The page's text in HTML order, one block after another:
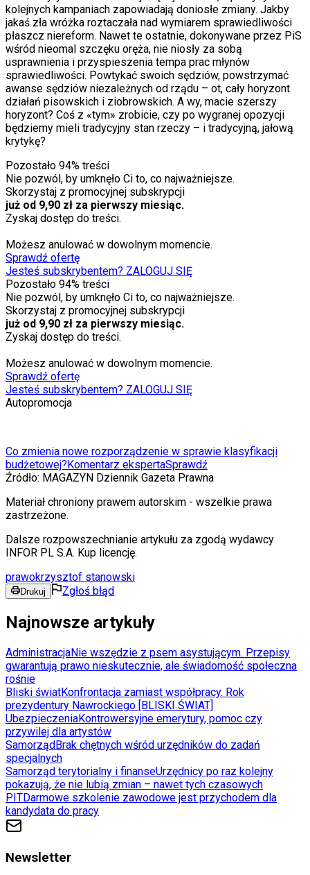
kolejnych kampaniach zapowiadają doniosłe zmiany. Jakby
jakaś zła wróżka roztaczała nad wymiarem sprawiedliwości
płaszcz niereform. Nawet te ostatnie, dokonywane przez PiS
wśród nieomal szczęku oręża, nie niosły za sobą
usprawnienia i przyspieszenia tempa prac młynów
sprawiedliwości. Powtykać swoich sędziów, powstrzymać
awanse sędziów niezależnych od rządu – ot, cały horyzont
działań pisowskich i ziobrowskich. A wy, macie szerszy
horyzont? Coś z «tym» zrobicie, czy po wygranej opozycji
będziemy mieli tradycyjny stan rzeczy – i tradycyjną, jałową
krytykę?
Pozostało 94% treści
Nie pozwól, by umknęło Ci to, co najważniejsze.
Skorzystaj z promocyjnej subskrypcji
już od 9,90 zł za pierwszy miesiąc.
Zyskaj dostęp do treści.
Możesz anulować w dowolnym momencie.
Sprawdź ofertę
Jesteś subskrybentem? ZALOGUJ SIĘ
Pozostało 94% treści
Nie pozwól, by umknęło Ci to, co najważniejsze.
Skorzystaj z promocyjnej subskrypcji
już od 9,90 zł za pierwszy miesiąc.
Zyskaj dostęp do treści.
Możesz anulować w dowolnym momencie.
Sprawdź ofertę
Jesteś subskrybentem? ZALOGUJ SIĘ
Autopromocja
Co zmienia nowe rozporządzenie w sprawie klasyfikacji
budżetowej?Komentarz ekspertaSprawdź
Źródło: MAGAZYN Dziennik Gazeta Prawna
Materiał chroniony prawem autorskim - wszelkie prawa
zastrzeżone.
Dalsze rozpowszechnianie artykułu za zgodą wydawcy
INFOR PL S.A. Kup licencję.
prawokrzysztof stanowski
Drukuj Zgłoś błąd
Najnowsze artykuły
AdministracjaNie wszędzie z psem asystującym. Przepisy
gwarantują prawo nieskutecznie, ale świadomość społeczna
rośnie
Bliski światKonfrontacja zamiast współpracy. Rok
prezydentury Nawrockiego [BLISKI ŚWIAT]
UbezpieczeniaKontrowersyjne emerytury, pomoc czy
przywilej dla artystów
Samorząd Brak chętnych wśród urzędników do zadań
specjalnych
Samorząd terytorialny i finanseUrzędnicy po raz kolejny
pokazują, że nie lubią zmian – nawet tych czasowych
PITDarmowe szkolenie zawodowe jest przychodem dla
kandydata do pracy
Newsletter